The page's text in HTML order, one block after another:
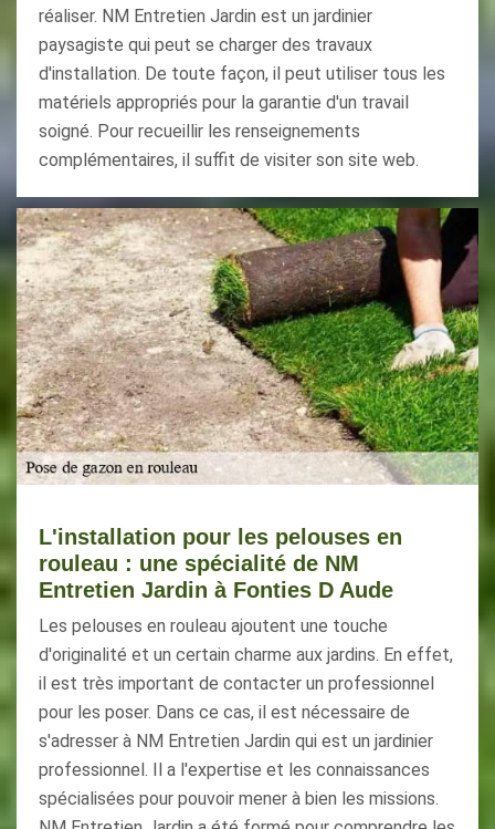
réaliser. NM Entretien Jardin est un jardinier
paysagiste qui peut se charger des travaux
d'installation. De toute façon, il peut utiliser tous les
matériels appropriés pour la garantie d'un travail
soigné. Pour recueillir les renseignements
complémentaires, il suffit de visiter son site web.
L'installation pour les pelouses en
rouleau : une spécialité de NM
Entretien Jardin à Fonties D Aude
Les pelouses en rouleau ajoutent une touche
d'originalité et un certain charme aux jardins. En effet,
il est très important de contacter un professionnel
pour les poser. Dans ce cas, il est nécessaire de
s'adresser à NM Entretien Jardin qui est un jardinier
professionnel. Il a l'expertise et les connaissances
spécialisées pour pouvoir mener à bien les missions.